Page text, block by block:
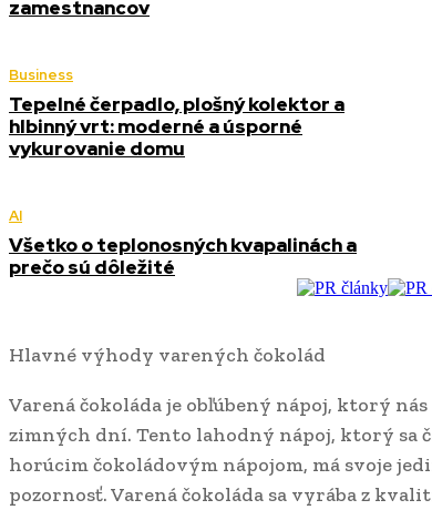
zamestnancov
Business
Tepelné čerpadlo, plošný kolektor a
hlbinný vrt: moderné a úsporné
vykurovanie domu
AI
Všetko o teplonosných kvapalinách a
prečo sú dôležité
Hlavné výhody varených čokolád
Varená čokoláda je obľúbený nápoj, ktorý
zimných dní. Tento lahodný nápoj, ktorý sa
horúcim čokoládovým nápojom, má svoje
pozornosť. Varená čokoláda sa vyrába z